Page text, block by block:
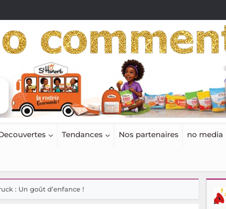
Tendances Nos partenaires no media
: Un goût d’enfance !